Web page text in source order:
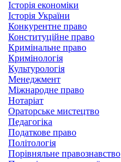
Історія економіки
Історія України
Конкурентне право
Конституційне право
Кримінальне право
Кримінологія
Культурологія
Менеджмент
Міжнародне право
Нотаріат
Ораторське мистецтво
Педагогіка
Податкове право
Політологія
Порівняльне правознавство